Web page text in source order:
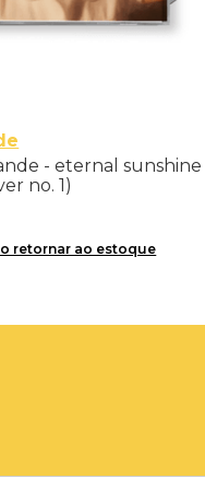
- eternal sunshine
no. 1)
retornar ao estoque